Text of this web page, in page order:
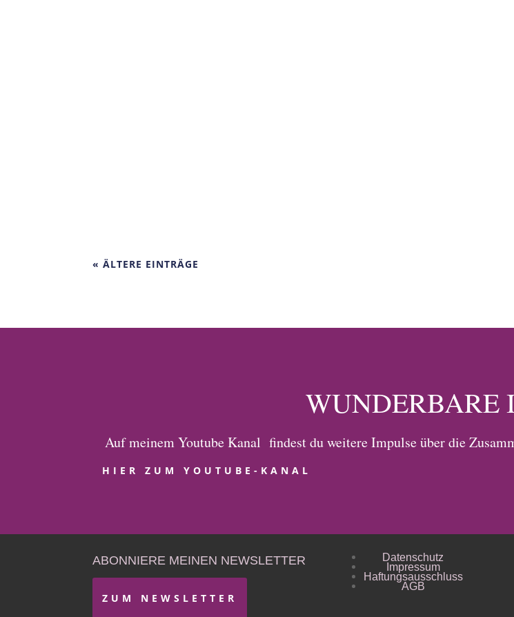
« ÄLTERE EINTRÄGE
WUNDERBARE
Auf meinem Youtube Kanal findest du weitere Impulse über die
HIER ZUM YOUTUBE-KANAL
ABONNIERE MEINEN NEWSLETTER
ZUM NEWSLETTER
Datenschutz
Impressum
Haftungsausschluss
AGB